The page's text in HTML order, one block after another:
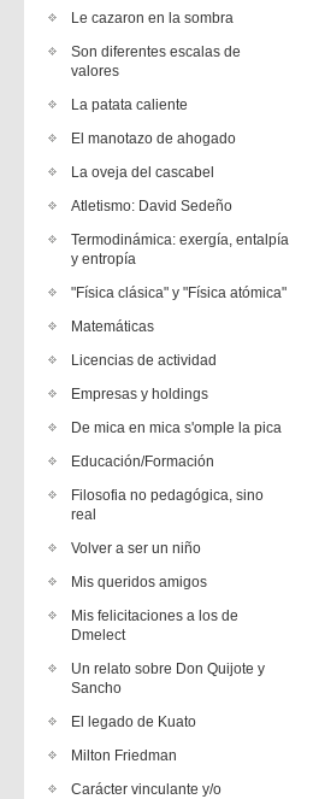
Le cazaron en la sombra
Son diferentes escalas de
valores
La patata caliente
El manotazo de ahogado
La oveja del cascabel
Atletismo: David Sedeño
Termodinámica: exergía, entalpía
y entropía
"Física clásica" y "Física atómica"
Matemáticas
Licencias de actividad
Empresas y holdings
De mica en mica s'omple la pica
Educación/Formación
Filosofia no pedagógica, sino
real
Volver a ser un niño
Mis queridos amigos
Mis felicitaciones a los de
Dmelect
Un relato sobre Don Quijote y
Sancho
El legado de Kuato
Milton Friedman
Carácter vinculante y/o